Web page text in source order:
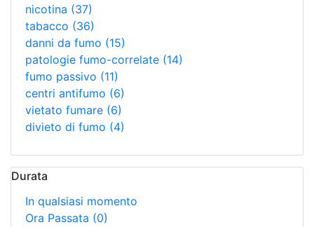
nicotina (37)
tabacco (36)
danni da fumo (15)
patologie fumo-correlate (14)
fumo passivo (11)
centri antifumo (6)
vietato fumare (6)
divieto di fumo (4)
Durata
In qualsiasi momento
Ora Passata (0)